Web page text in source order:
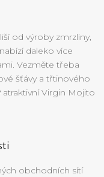
od výroby zmrzliny,
daleko více
Vezměte třeba
šťávy a třtinového
atraktivní Virgin Mojito
obchodních sítí